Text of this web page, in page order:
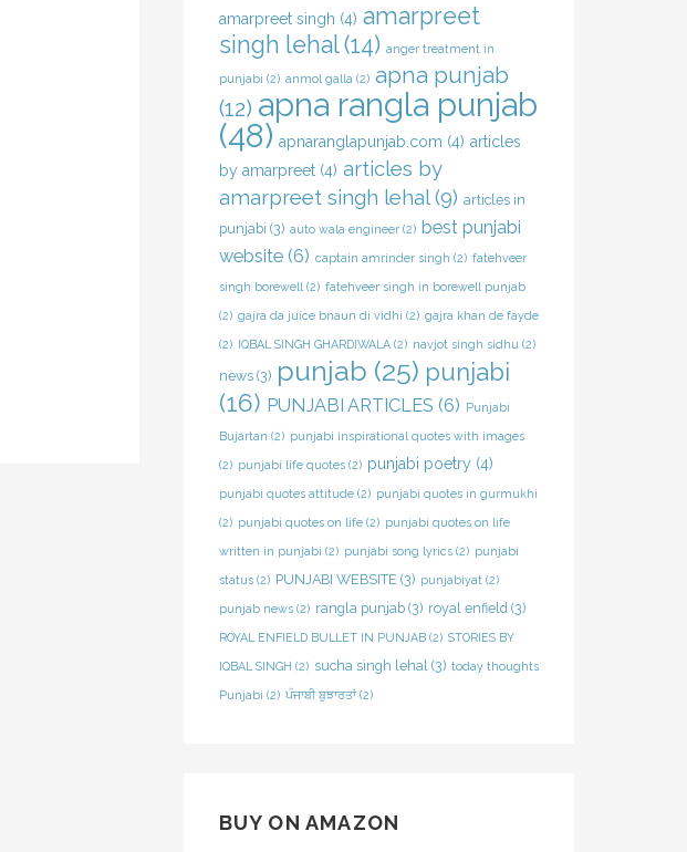
amarpreet singh (4) amarpreet
singh lehal(14) anger treatment in
punjabi (2) anmol galla (2) apna punjab
(12) apna rangla punjab
(48) apnaranglapunjab.com (4) articles
by amarpreet(4) articles by
amarpreet singh lehal(9) articles in
punjabi (3) auto wala engineer(2) best punjabi
website(6) captain amrinder singh (2) fatehveer
singh borewell (2) fatehveer singh in borewell punjab
(2) gajra da juice bnaun di vidhi (2) gajra khan de fayde
(2) IQBAL SINGH GHARDIWALA(2) navjot singh sidhu (2)
news(3) punjab (25) punjabi
(16) PUNJABI ARTICLES (6) Punjabi
Bujartan (2) punjabi inspirational quotes with images
(2) punjabi life quotes(2) punjabi poetry(4)
punjabi quotes attitude(2) punjabi quotes in gurmukhi
(2) punjabi quotes on life(2) punjabi quotes on life
written in punjabi (2) punjabi song lyrics(2) punjabi
status(2) PUNJABI WEBSITE (3) punjabiyat (2)
punjab news(2) rangla punjab(3) royal enfield (3)
ROYAL ENFIELD BULLET IN PUNJAB(2) STORIES BY
IQBAL SINGH (2) sucha singh lehal (3) today thoughts
Punjabi (2) ਪੰਜਾਬੀ ਬੁਝਾਰਤਾਂ(2)
BUY ON AMAZON